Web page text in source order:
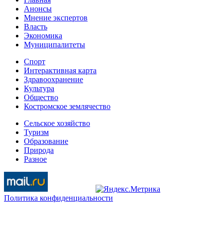
Анонсы
Мнение экспертов
Власть
Экономика
Муниципалитеты
Спорт
Интерактивная карта
Здравоохранение
Культура
Общество
Костромское землячество
Сельское хозяйство
Туризм
Образование
Природа
Разное
Политика конфиденциальности